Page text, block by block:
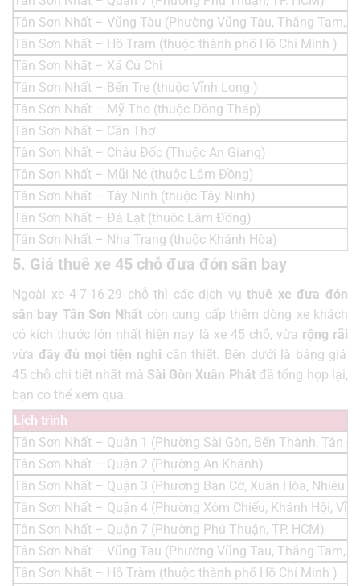
Tân Sơn Nhất – Vũng Tàu (Phường Vũng Tàu, Thắng Tam,..)
Tân Sơn Nhất – Hồ Tràm (thuộc thành phố Hồ Chí Minh )
Tân Sơn Nhất – Xã Củ Chi
Tân Sơn Nhất – Bến Tre (thuộc Vĩnh Long )
Tân Sơn Nhất – Mỹ Tho (thuộc Đồng Tháp)
Tân Sơn Nhất – Cần Thơ
Tân Sơn Nhất – Châu Đốc (Thuộc An Giang)
Tân Sơn Nhất – Mũi Né (thuộc Lâm Đồng)
Tân Sơn Nhất – Tây Ninh (thuộc Tây Ninh)
Tân Sơn Nhất – Đà Lạt (thuộc Lâm Đồng)
Tân Sơn Nhất – Nha Trang (thuộc Khánh Hòa)
5. Giá thuê xe 45 chỗ đưa đón sân bay
Ngoài xe 4-7-16-29 chỗ thì các dịch vụthuê xe đưa đón
sân bay Tân Sơn Nhất còn cung cấp thêm dòng xe khách
có kích thước lớn nhất hiện nay là xe 45 chỗ, vừa rộng rãi
vừa đầy đủ mọi tiện nghi cần thiết. Bên dưới là bảng giá
45 chỗ chi tiết nhất mà Sài Gòn Xuân Phátđã tổng hợp lại,
bạn có thể xem qua.
Lịch trình
Tân Sơn Nhất – Quận 1 (Phường Sài Gòn, Bến Thành, Tân
Tân Sơn Nhất – Quận 2 (Phường An Khánh)
Tân Sơn Nhất – Quận 3 (Phường Bàn Cờ, Xuân Hòa, Nhiêu
Tân Sơn Nhất – Quận 4 (Phường Xóm Chiếu, Khánh Hội,
Tân Sơn Nhất – Quận 7 (Phường Phú Thuận, TP. HCM)
Tân Sơn Nhất – Vũng Tàu (Phường Vũng Tàu, Thắng Tam,..)
Tân Sơn Nhất – Hồ Tràm (thuộc thành phố Hồ Chí Minh )